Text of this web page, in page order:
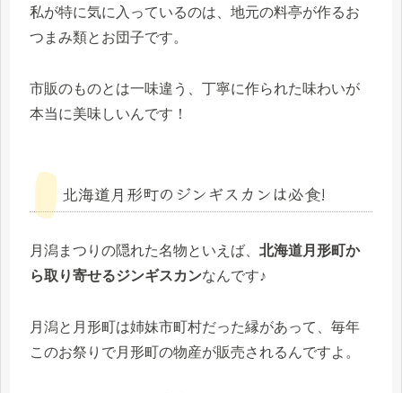
私が特に気に入っているのは、地元の料亭が作るお
つまみ類とお団子です。
市販のものとは一味違う、丁寧に作られた味わいが
本当に美味しいんです！
北海道月形町のジンギスカンは必食!
月潟まつりの隠れた名物といえば、 北海道月形町か
ら取り寄せるジンギスカンなんです♪
月潟と月形町は姉妹市町村だった縁があって、毎年
このお祭りで月形町の物産が販売されるんですよ。